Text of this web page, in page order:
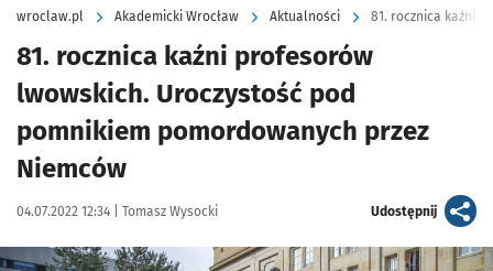
wroclaw.pl Akademicki Wrocław Aktualności
81. rocznica kaźni profesorów
lwowskich. Uroczystość pod
pomnikiem pomordowanych przez
Niemców
Data publikacji:
04.07.2022 12:34 | Autor:
Tomasz Wysocki Udostępnijartykuł
Kliknij, aby zobaczyć galerię
Kliknij, aby powiększyć